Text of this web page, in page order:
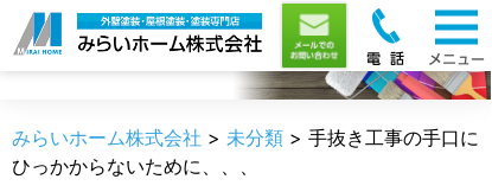
職人のうんちく
みらいホーム株式会社 > 未分類 > 手抜き工事の手口に
ひっかからないために、、、